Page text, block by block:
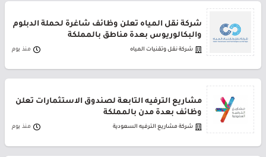
شركة نقل المياه تعلن وظائف شاغرة لحملة الدبلوم
والبكالوريوس بعدة مناطق بالمملكة
شركة نقل وتقنيات المياه منذ يوم
مشاريع الترفيه التابعة لصندوق الاستثمارات تعلن
وظائف بعدة مدن بالمملكة
شركة مشاريع الترفيه السعودية منذ يوم